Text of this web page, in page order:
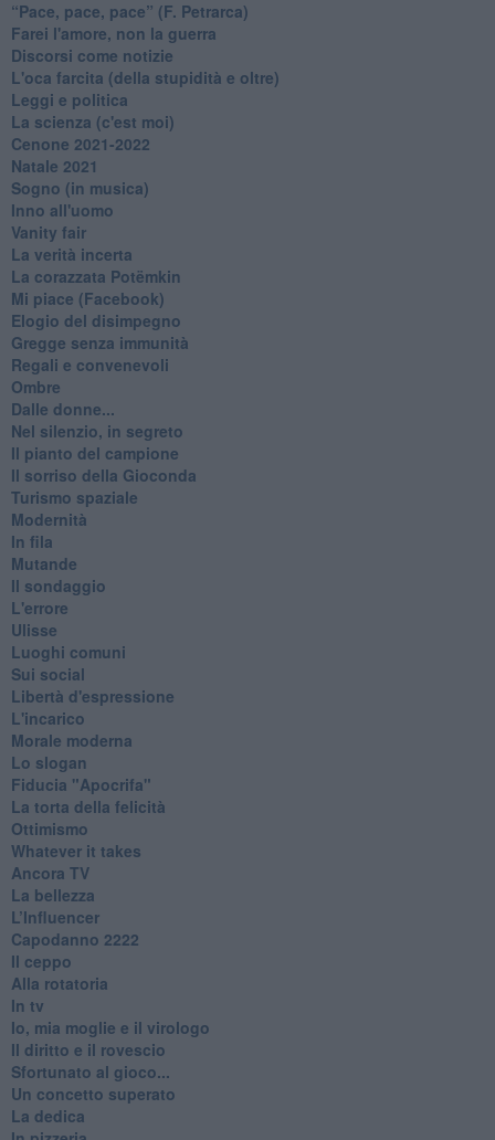
​“Pace, pace, pace” (F. Petrarca)
Farei l'amore, non la guerra
Discorsi come notizie
L'oca farcita (della stupidità e oltre)
Leggi e politica
La scienza (c'est moi)
Cenone 2021-2022
Natale 2021
Sogno (in musica)
Inno all'uomo
Vanity fair
La verità incerta
La corazzata Potëmkin
Mi piace (Facebook)
Elogio del disimpegno
Gregge senza immunità
Regali e convenevoli
Ombre
Dalle donne...
Nel silenzio, in segreto
Il pianto del campione
Il sorriso della Gioconda
Turismo spaziale
Modernità
In fila
Mutande
Il sondaggio
L'errore
Ulisse
Luoghi comuni
Sui social
Libertà d'espressione
L'incarico
Morale moderna
Lo slogan
Fiducia "Apocrifa"
La torta della felicità
Ottimismo
Whatever it takes
Ancora TV
La bellezza
L’Influencer
​Capodanno 2222
Il ceppo
Alla rotatoria
In tv
Io, mia moglie e il virologo
Il diritto e il rovescio
Sfortunato al gioco...
Un concetto superato
La dedica